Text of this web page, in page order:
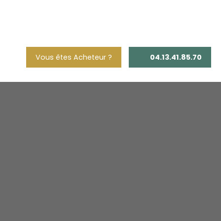
Vous êtes Acheteur ? 04.13.41.85.70